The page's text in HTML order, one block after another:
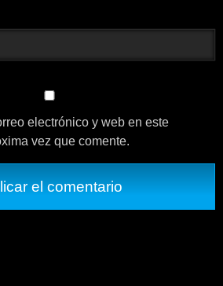
electrónico y web en este
vez que comente.